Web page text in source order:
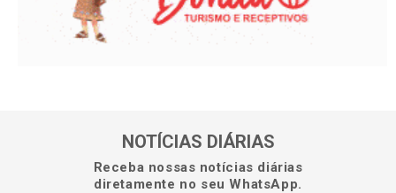
NOTÍCIAS DIÁRIAS
Receba nossas notícias diárias
diretamente no seu WhatsApp.